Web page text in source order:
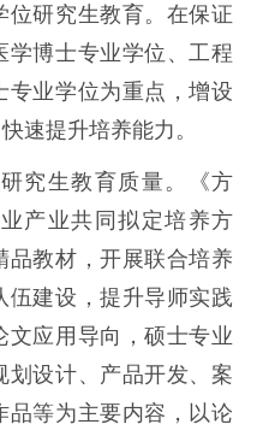
位研究生教育。在保证
学博士专业学位、工程
专业学位为重点，增设
速提升培养能力。
究生教育质量。《方
产业共同拟定培养方
品教材，开展联合培养
伍建设，提升导师实践
文应用导向，硕士专业
划设计、产品开发、案
品等为主要内容，以论